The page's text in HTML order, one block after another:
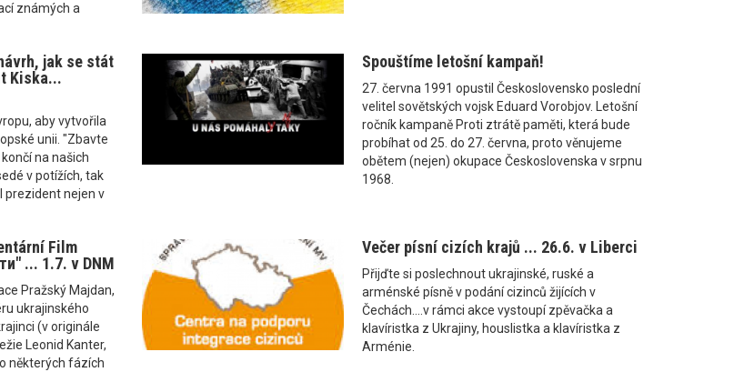
známých a
jak se stát
Kiska...
aby vytvořila
unii. "Zbavte
na našich
v potížích, tak
prezident nejen v
Spouštíme letošní kampaň!
27. června 1991 opustil Československo poslední
velitel sovětských vojsk Eduard Vorobjov. Letošní
ročník kampaně Proti ztrátě paměti, která bude
probíhat od 25. do 27. června, proto věnujeme
obětem (nejen) okupace Československa v srpnu
1968.
Film
... 1.7. v DNM
Pražský Majdan,
ukrajinského
(v originále
Leonid Kanter,
některých fázích
Večer písní cizích krajů ... 26.6. v Liberci
Přijďte si poslechnout ukrajinské, ruské a
arménské písně v podání cizinců žijících v
Čechách....v rámci akce vystoupí zpěvačka a
klavíristka z Ukrajiny, houslistka a klavíristka z
Arménie.